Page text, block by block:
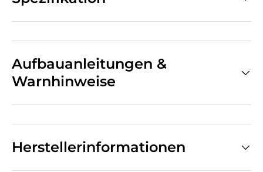
Aufbauanleitungen &
Warnhinweise
Herstellerinformationen